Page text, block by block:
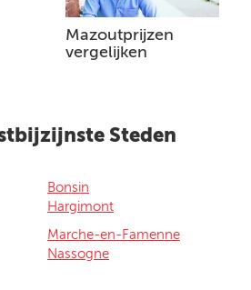
Mazoutprijzen
vergelijken
Steden
Bonsin
Hargimont
Marche-en-Famenne
Nassogne